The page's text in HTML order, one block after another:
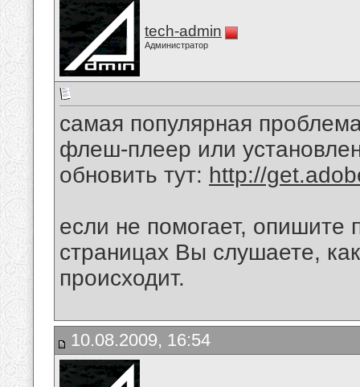
tech-admin
Администратор
самая популярная
флеш-плеер или
обновить тут: http://
если не помогает, опишите
страницах Вы слушаете,
происходит.
10.08.2009, 16:54